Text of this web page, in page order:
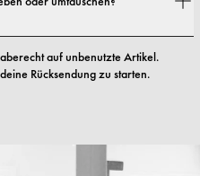
auf unbenutzte Artikel.
Rücksendung zu starten.